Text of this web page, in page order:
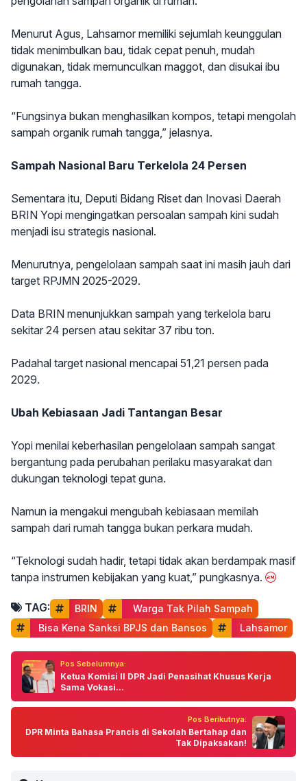
Menurut Agus, Lahsamor memiliki sejumlah keunggulan
tidak menimbulkan bau, tidak cepat penuh, mudah
digunakan, tidak memunculkan maggot, dan disukai ibu
rumah tangga.
“Fungsinya bukan menghasilkan kompos, tetapi mengolah
sampah organik rumah tangga,” jelasnya.
Sampah Nasional Baru Terkelola 24 Persen
Sementara itu, Deputi Bidang Riset dan Inovasi Daerah
BRIN Yopi mengingatkan persoalan sampah kini sudah
menjadi isu strategis nasional.
Menurutnya, pengelolaan sampah saat ini masih jauh dari
target RPJMN 2025-2029.
Data BRIN menunjukkan sampah yang terkelola baru
sekitar 24 persen atau sekitar 37 ribu ton.
Padahal target nasional mencapai 51,21 persen pada
2029.
Ubah Kebiasaan Jadi Tantangan Besar
Yopi menilai keberhasilan pengelolaan sampah sangat
bergantung pada perubahan perilaku masyarakat dan
dukungan teknologi tepat guna.
Namun ia mengakui mengubah kebiasaan memilah
sampah dari rumah tangga bukan perkara mudah.
“Teknologi sudah hadir, tetapi tidak akan berdampak masif
tanpa instrumen kebijakan yang kuat,” pungkasnya.
TAG: BRIN
  Warga Tak Pilah Sampah
Bisa Kena Sanksi BPJS dan Bansos
Lahsamor
Pos Sebelumnya:
Ketua Komisi II DPR Jadi Penasihat Khusus Kerja
Sama Vokasi...
Pos Berikutnya:
DPR Minta Bahasa Prancis di Sekolah Bertahap dan
Tak Dipaksakan!